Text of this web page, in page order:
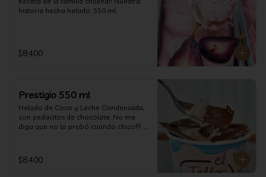
historia hecha helado. 550 ml
$8.400
Prestigio 550 ml
Helado de Coco y Leche Condensada,
con pedacitos de chocolate. No me
diga que no lo probó cuando chico!!!
$8.400